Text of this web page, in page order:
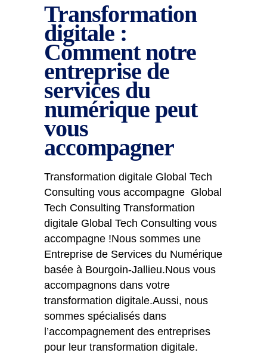
Transformation
digitale :
Comment notre
entreprise de
services du
numérique peut
vous
accompagner
Transformation digitale Global Tech
Consulting vous accompagne Global
Tech Consulting Transformation
digitale Global Tech Consulting vous
accompagne !Nous sommes une
Entreprise de Services du Numérique
basée à Bourgoin-Jallieu.Nous vous
accompagnons dans votre
transformation digitale.Aussi, nous
sommes spécialisés dans
l’accompagnement des entreprises
pour leur transformation digitale.